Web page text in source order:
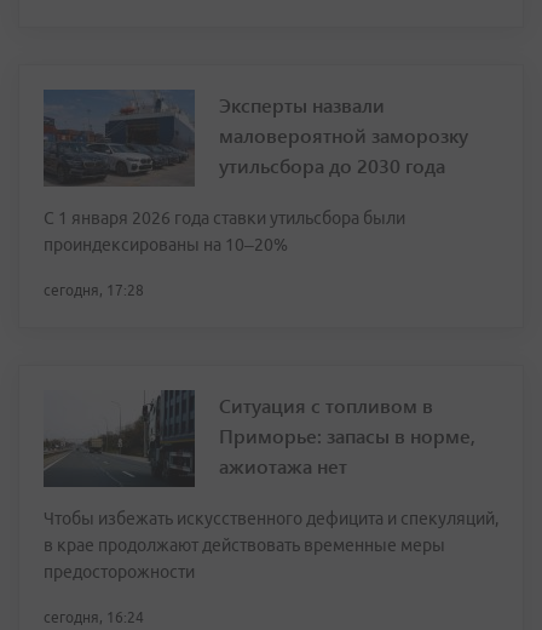
Эксперты назвали
маловероятной заморозку
утильсбора до 2030 года
С 1 января 2026 года ставки утильсбора были
проиндексированы на 10–20%
сегодня, 17:28
Ситуация с топливом в
Приморье: запасы в норме,
ажиотажа нет
Чтобы избежать искусственного дефицита и спекуляций,
в крае продолжают действовать временные меры
предосторожности
сегодня, 16:24